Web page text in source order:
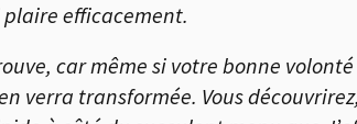
efficacement.
car même si votre bonne
verra transformée. Vous